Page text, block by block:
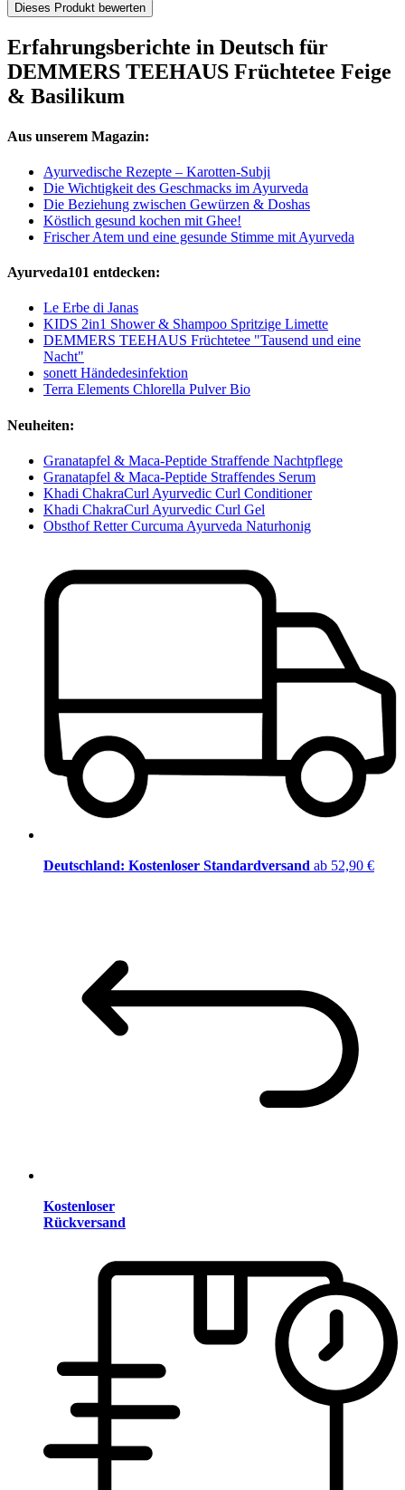
Dieses Produkt bewerten
Erfahrungsberichte in Deutsch für
DEMMERS TEEHAUS Früchtetee Feige
& Basilikum
Aus unserem Magazin:
Ayurvedische Rezepte – Karotten-Subji
Die Wichtigkeit des Geschmacks im Ayurveda
Die Beziehung zwischen Gewürzen & Doshas
Köstlich gesund kochen mit Ghee!
Frischer Atem und eine gesunde Stimme mit Ayurveda
Ayurveda101 entdecken:
Le Erbe di Janas
KIDS 2in1 Shower & Shampoo Spritzige Limette
DEMMERS TEEHAUS Früchtetee "Tausend und eine
Nacht"
sonett Händedesinfektion
Terra Elements Chlorella Pulver Bio
Neuheiten:
Granatapfel & Maca-Peptide Straffende Nachtpflege
Granatapfel & Maca-Peptide Straffendes Serum
Khadi ChakraCurl Ayurvedic Curl Conditioner
Khadi ChakraCurl Ayurvedic Curl Gel
Obsthof Retter Curcuma Ayurveda Naturhonig
Deutschland: Kostenloser Standardversand ab 52,90 €
Kostenloser
Rückversand